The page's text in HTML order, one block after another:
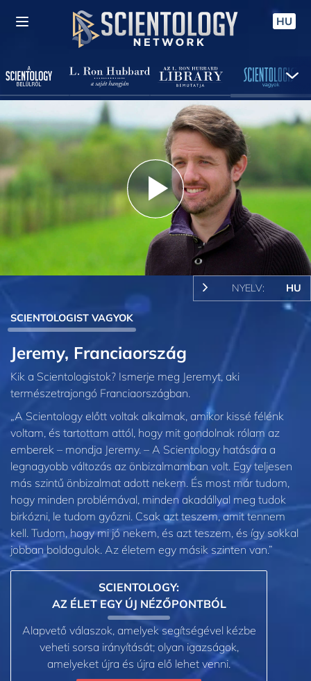
HU
Play
Video
NYELV: HU
SCIENTOLOGIST VAGYOK
Jeremy, Franciaország
Kik a Scientologistok? Ismerje meg Jeremyt, aki
természetrajongó Franciaországban.
„A Scientology előtt voltak alkalmak, amikor kissé félénk
voltam, és tartottam attól, hogy mit gondolnak rólam az
emberek – mondja Jeremy. – A Scientology hatására a
legnagyobb változás az önbizalmamban volt. Egy teljesen
más szintű önbizalmat adott nekem. És most már tudom,
hogy minden problémával, minden akadállyal meg tudok
birkózni, le tudom győzni. Csak azt teszem, amit tennem
kell. Tudom, hogy mi jó nekem, és azt teszem, és így sokkal
jobban boldogulok. Az életem egy másik szinten van.”
SCIENTOLOGY:
AZ ÉLET EGY ÚJ NÉZŐPONTBÓL
Alapvető válaszok, amelyek segítségével kézbe
veheti sorsa irányítását; olyan igazságok,
amelyeket újra és újra elő lehet venni.